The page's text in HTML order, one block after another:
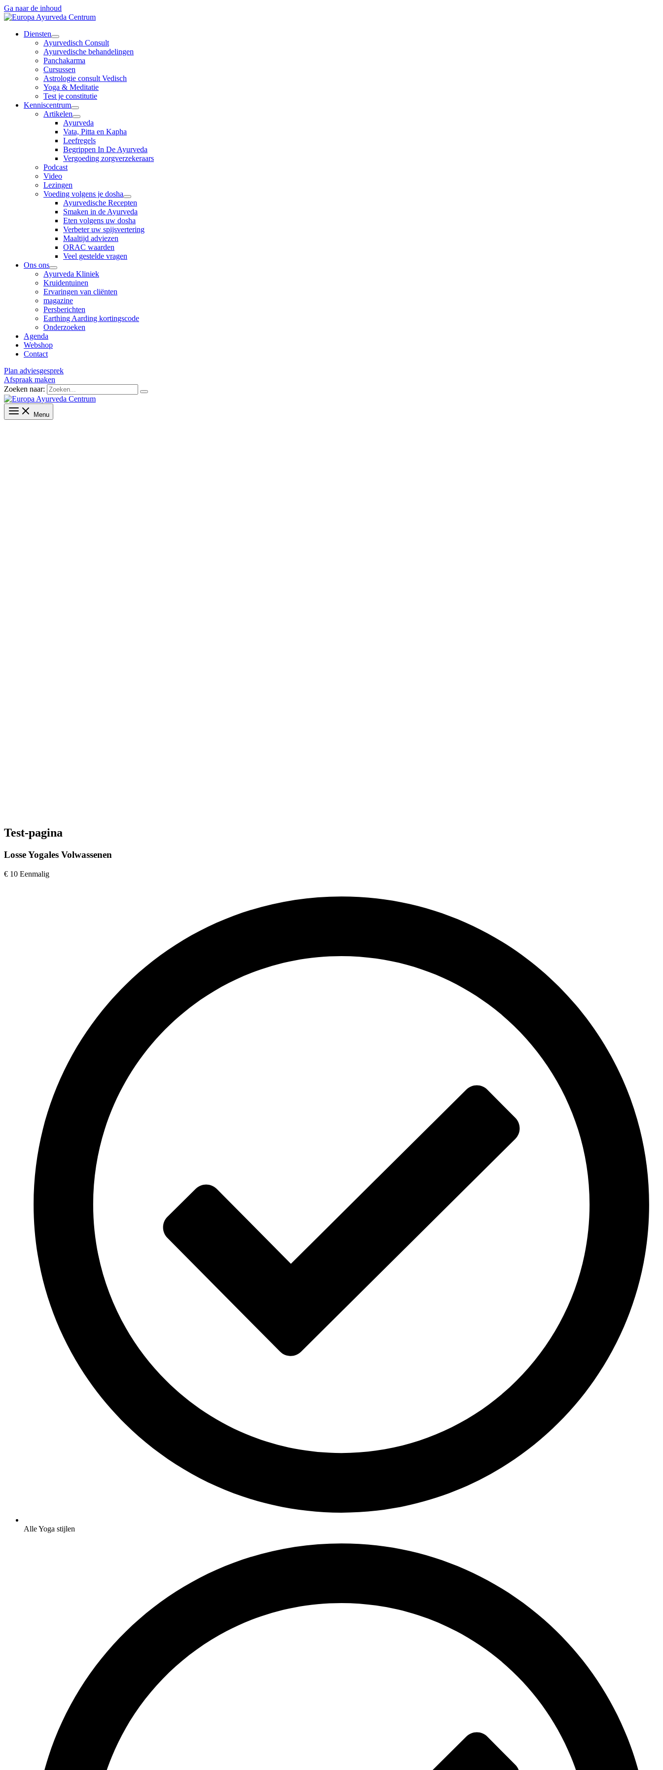
Ga naar de inhoud
Diensten
Ayurvedisch Consult
Ayurvedische behandelingen
Panchakarma
Cursussen
Astrologie consult Vedisch
Yoga & Meditatie
Test je constitutie
Kenniscentrum
Artikelen
Ayurveda
Vata, Pitta en Kapha
Leefregels
Begrippen In De Ayurveda
Vergoeding zorgverzekeraars
Podcast
Video
Lezingen
Voeding volgens je dosha
Ayurvedische Recepten
Smaken in de Ayurveda
Eten volgens uw dosha
Verbeter uw spijsvertering
Maaltijd adviezen
ORAC waarden
Veel gestelde vragen
Ons ons
Ayurveda Kliniek
Kruidentuinen
Ervaringen van cliënten
magazine
Persberichten
Earthing Aarding kortingscode
Onderzoeken
Agenda
Webshop
Contact
Plan adviesgesprek
Afspraak maken
Zoeken naar:
Menu
Test-pagina
Losse Yogales Volwassenen
€ 10 Eenmalig
Alle Yoga stijlen